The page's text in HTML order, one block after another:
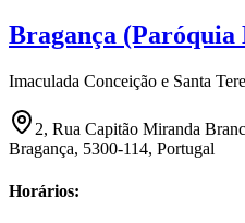
Bragança (Paróquia
Imaculada Conceição e Santa
2, Rua Capitão Miranda
Bragança, 5300-114, Portugal
Horários: